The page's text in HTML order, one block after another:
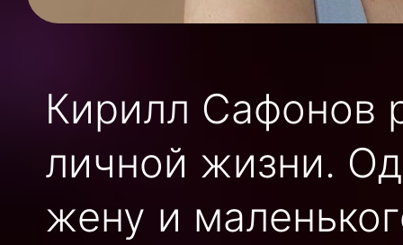
Кирилл Сафонов
личной жизни.
жену и